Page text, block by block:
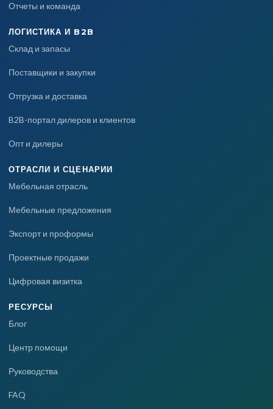
Отчеты и команда
ЛОГИСТИКА И B2B
Склад и запасы
Поставщики и закупки
Отгрузка и доставка
B2B-портал дилеров и клиентов
Опт и дилеры
ОТРАСЛИ И СЦЕНАРИИ
Мебельная отрасль
Мебельные предложения
Экспорт и проформы
Проектные продажи
Цифровая визитка
РЕСУРСЫ
Блог
Центр помощи
Руководства
FAQ